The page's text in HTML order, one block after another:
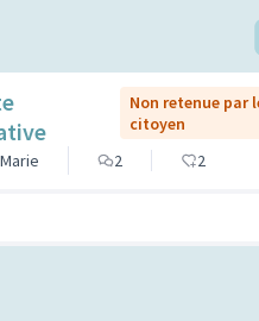
Non retenue par
citoyen
2 2